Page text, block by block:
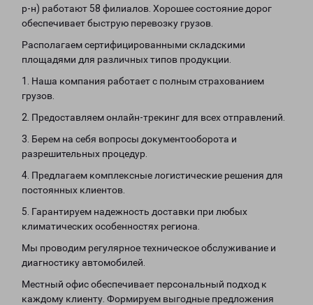
р-н) работают 58 филиалов. Хорошее состояние дорог
обеспечивает быструю перевозку грузов.
Располагаем сертифицированными складскими
площадями для различных типов продукции.
1. Наша компания работает с полным страхованием
грузов.
2. Предоставляем онлайн-трекинг для всех отправлений.
3. Берем на себя вопросы документооборота и
разрешительных процедур.
4. Предлагаем комплексные логистические решения для
постоянных клиентов.
5. Гарантируем надежность доставки при любых
климатических особенностях региона.
Мы проводим регулярное техническое обслуживание и
диагностику автомобилей.
Местный офис обеспечивает персональный подход к
каждому клиенту. Формируем выгодные предложения